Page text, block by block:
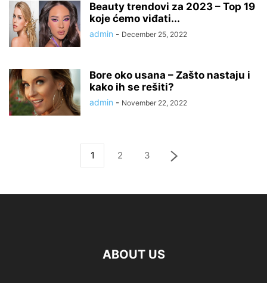
Beauty trendovi za 2023 – Top 19
koje ćemo viđati...
admin - December 25, 2022
Bore oko usana – Zašto nastaju i
kako ih se rešiti?
admin - November 22, 2022
1 2 3
ABOUT US